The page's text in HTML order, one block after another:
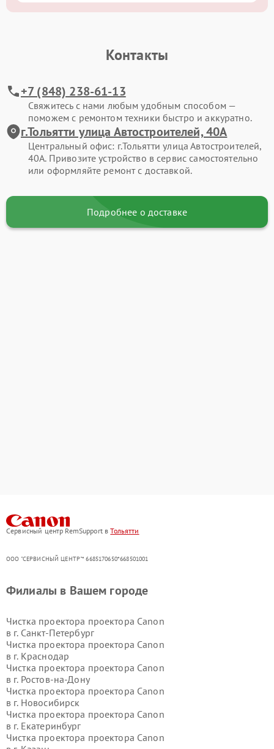
Контакты
+7 (848) 238-61-13
Свяжитесь с нами любым удобным способом —
поможем с ремонтом техники быстро и аккуратно.
г.Тольятти улица Автостроителей, 40А
Центральный офис: г.Тольятти улица Автостроителей,
40А. Привозите устройство в сервис самостоятельно
или оформляйте ремонт с доставкой.
Подробнее о доставке
Сервисный центр RemSupport вТольятти
ООО "СЕРВИСНЫЙ ЦЕНТР"* 6685170650*668501001
Филиалы в Вашем городе
Чистка проектора проектора Canon
в г. Санкт-Петербург
Чистка проектора проектора Canon
в г. Краснодар
Чистка проектора проектора Canon
в г. Ростов-на-Дону
Чистка проектора проектора Canon
в г. Новосибирск
Чистка проектора проектора Canon
в г. Екатеринбург
Чистка проектора проектора Canon